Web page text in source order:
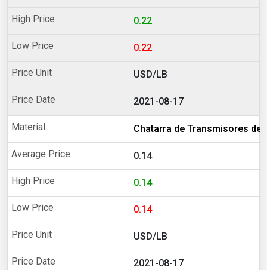
0.22
0.22
USD/LB
2021-08-17
Chatarra de Transmisores de
0.14
0.14
0.14
USD/LB
2021-08-17